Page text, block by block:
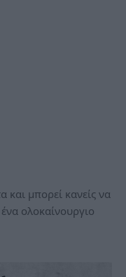
μπορεί κανείς να
ολοκαίνουργιο